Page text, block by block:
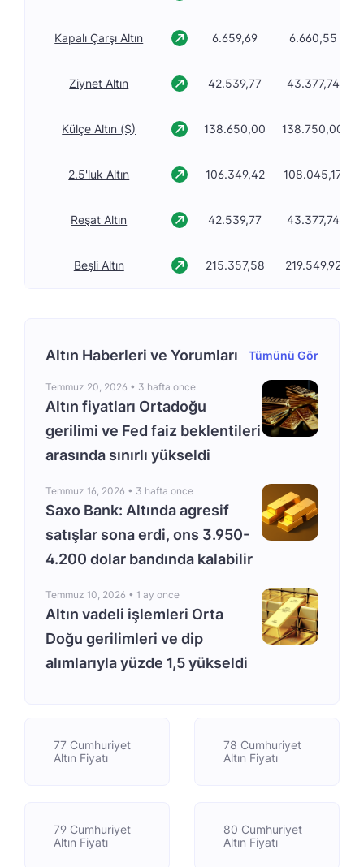
Kapalı Çarşı Altın 6.659,69 6.660,55
Ziynet Altın 42.539,77 43.377,74
Külçe Altın ($) 138.650,00 138.750,00
2.5'luk Altın 106.349,42 108.045,17
Reşat Altın 42.539,77 43.377,74
Beşli Altın 215.357,58 219.549,92
Altın Haberleri ve Yorumları Tümünü Gör
Temmuz 20, 2026 • 3 hafta once
Altın fiyatları Ortadoğu
gerilimi ve Fed faiz beklentileri
arasında sınırlı yükseldi
Temmuz 16, 2026 • 3 hafta once
Saxo Bank: Altında agresif
satışlar sona erdi, ons 3.950-
4.200 dolar bandında kalabilir
Temmuz 10, 2026 • 1 ay once
Altın vadeli işlemleri Orta
Doğu gerilimleri ve dip
alımlarıyla yüzde 1,5 yükseldi
77 Cumhuriyet
Altın Fiyatı
78 Cumhuriyet
Altın Fiyatı
79 Cumhuriyet
Altın Fiyatı
80 Cumhuriyet
Altın Fiyatı